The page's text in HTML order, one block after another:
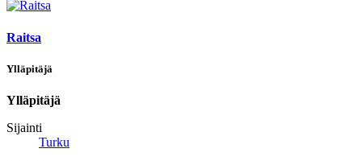
Raitsa
Ylläpitäjä
Ylläpitäjä
Sijainti
Turku